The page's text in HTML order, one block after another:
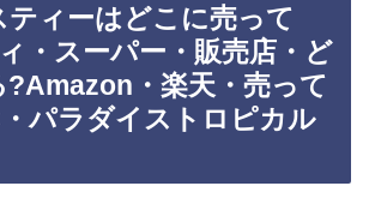
ィーはどこに売って
・スーパー・販売店・ど
?Amazon・楽天・売って
パラダイストロピカル